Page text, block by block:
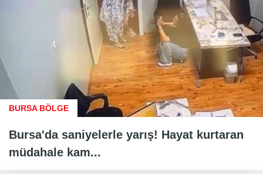
BURSA BÖLGE
Bursa'da saniyelerle yarış! Hayat kurtaran
müdahale kam...